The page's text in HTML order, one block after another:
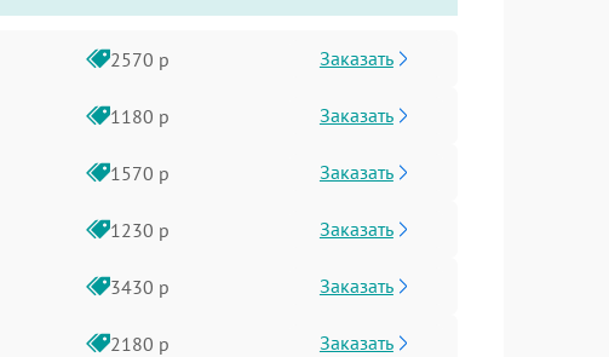
2570 р Заказать
1180 р Заказать
1570 р Заказать
1230 р Заказать
3430 р Заказать
2180 р Заказать